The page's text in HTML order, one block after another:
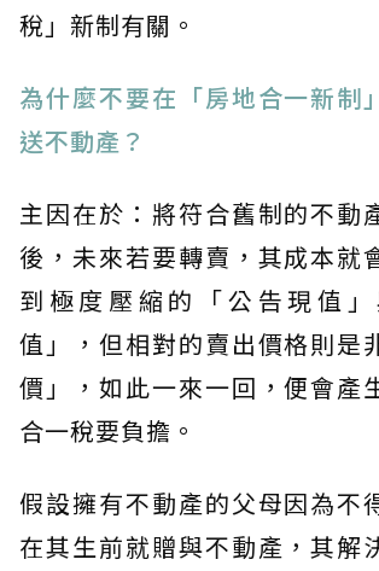
稅」新制有關。
為什麼不要在「房地合一新制
送不動產？
主因在於：將符合舊制的不動
後，未來若要轉賣，其成本就
到極度壓縮的「公告現值
值」，但相對的賣出價格則是
價」，如此一來一回，便會產
合一稅要負擔。
假設擁有不動產的父母因為不
在其生前就贈與不動產，其解